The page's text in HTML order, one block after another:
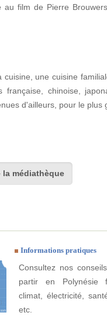
film de Pierre
une cuisine
chinoise,
d'ailleurs, pour le plus
la médiathèque
Informations pratiques
Consultez nos
partir en Polynésie
climat, électricité,
etc.